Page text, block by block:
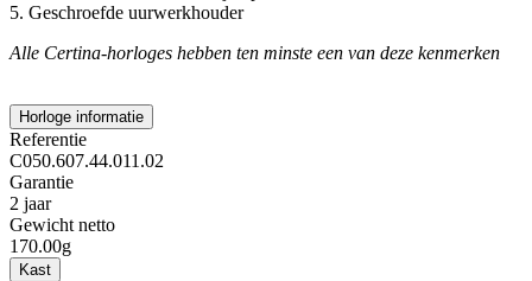
5. Geschroefde uurwerkhouder
Alle Certina-horloges hebben ten minste een van deze kenmerken
Horloge informatie
Referentie
C050.607.44.011.02
Garantie
2 jaar
Gewicht netto
170.00g
Kast